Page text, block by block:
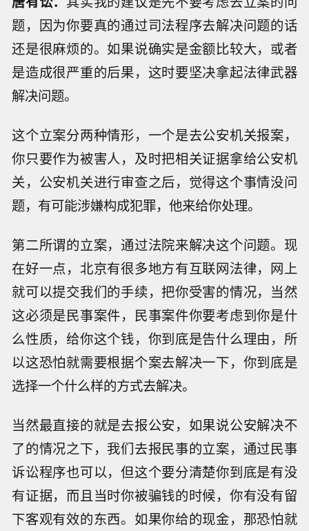
题，因为你要真的通过司法程序去解决问题的话
还是很麻烦的。如果说确实是金额比较大，或者
是造成很严重的后果，这时要坚决拿起法律武器
解决问题。
这个立案分两种情形，一个是去公安机关报案，
你只要作为被害人，及时把相关证据拿给公安机
关，公安机关进行审查之后，觉得这个事情没问
题，有可能涉嫌构成犯罪，他来给你处理。
第二所谓的立案，通过法院来解决这个问题。现
在好一点，北京有很多地方有互联网法律，网上
就可以提交我们的手续，把你受害的情况，当然
这必须是民事案件，民事案件你要考虑到你是什
么性质，给你这个钱，你到底是告什么理由，所
以这恐怕就需要根据个案去解决一下，你到底是
选择一个什么样的方式去解决。
当然最直接的就是去报公安，如果说公安解决不
了的情况之下，我们去报民事的立案，通过民事
诉讼程序也可以，但这个要分清楚你到底是有没
有证据，而且当时你被骗钱的时候，你有没有留
下客观有效的东西。如果你给的现金，那恐怕就